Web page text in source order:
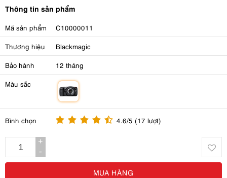
Thông tin sản phẩm
Mã sản phẩm C10000011
Thương hiệu Blackmagic
Bảo hành 12 tháng
Màu sắc
Bình chọn 4.6/5 (17 lượt)
+
-
MUA HÀNG